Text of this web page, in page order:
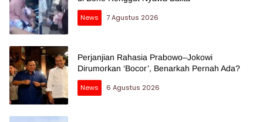
News 7 Agustus 2026
Perjanjian Rahasia Prabowo–Jokowi
Dirumorkan ‘Bocor’, Benarkah Pernah Ada?
News 6 Agustus 2026